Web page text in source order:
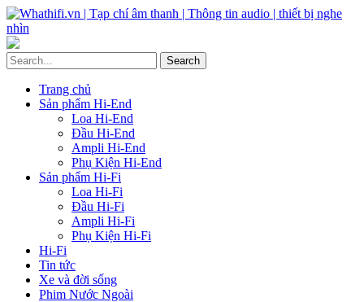
Trang chủ
Sản phẩm Hi-End
Loa Hi-End
Đầu Hi-End
Ampli Hi-End
Phụ Kiện Hi-End
Sản phẩm Hi-Fi
Loa Hi-Fi
Đầu Hi-Fi
Ampli Hi-Fi
Phụ Kiện Hi-Fi
Hi-Fi
Tin tức
Xe và đời sống
Phim Nước Ngoài